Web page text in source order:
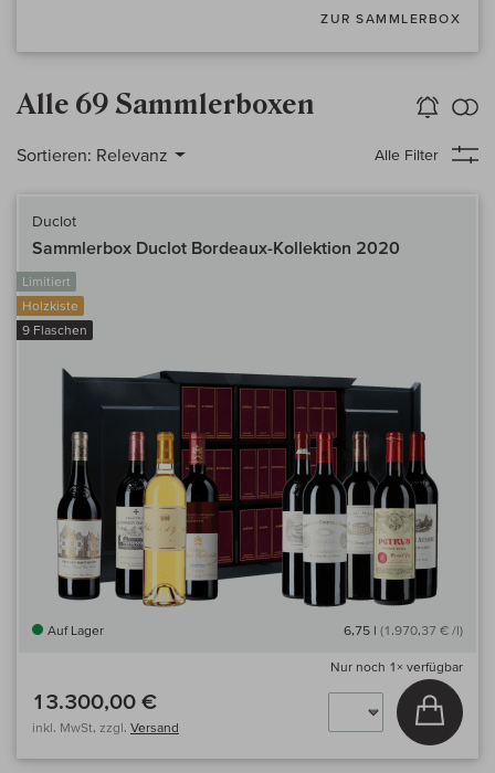
ZUR SAMMLERBOX
Alle 69 Sammlerboxen Wein-Alarm
aktivieren
Sortieren: Relevanz Alle Filter
Duclot
Sammlerbox Duclot Bordeaux-Kollektion 2020
Limitiert
Holzkiste
9 Flaschen
Auf Lager 6,75 l (1.970,37 € /l)
Nur noch 1× verfügbar
13.300,00 €
inkl. MwSt, zzgl. Versand
In